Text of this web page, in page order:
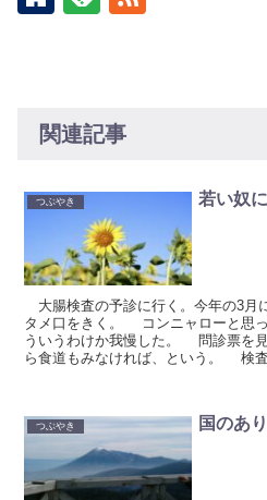
関連記事
つぶやき 若い奴
大腸検査の予診に行く。今年の3月
タメ口をきく。 コンニャローと思
ういうわけか我慢した。 問診票を
ら食道もみなければ、という。 検
つぶやき 国のあ